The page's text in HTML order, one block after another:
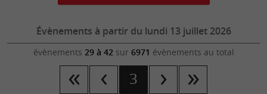
Évènements à partir du lundi 13 juillet 2026
évènements 29 à 42sur 6971 évènements au total
3